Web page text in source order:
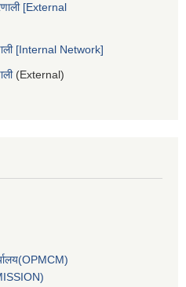
[External
[Internal Network]
(External)